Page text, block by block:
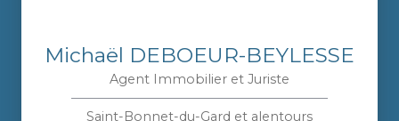
Michaël DEBOEUR-BEYLESSE
Agent Immobilier et Juriste
Saint-Bonnet-du-Gard et alentours